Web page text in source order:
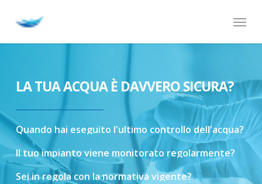
Menu
LA TUA ACQUA È DAVVERO SICURA?
Quando hai eseguito l'ultimo controllo dell'acqua?
Il tuoimpianto viene monitorato regolarmente?
Seiinregola con lanormativa vigente?